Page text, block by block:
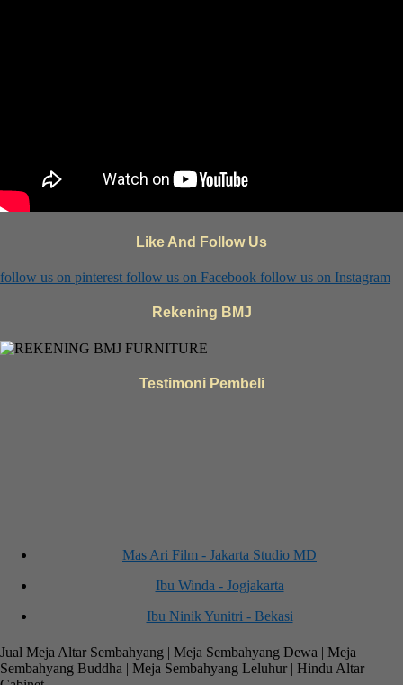
Like And Follow Us
follow us on pinterest follow us on Facebook follow us on Instagram
Rekening BMJ
Testimoni Pembeli
Mas Ari Film - Jakarta Studio MD
Ibu Winda - Jogjakarta
Ibu Ninik Yunitri - Bekasi
Ibu. Yuli - Surabaya
Jual Meja Altar Sembahyang | Meja Sembahyang Dewa | Meja
Sembahyang Buddha | Meja Sembahyang Leluhur | Hindu Altar